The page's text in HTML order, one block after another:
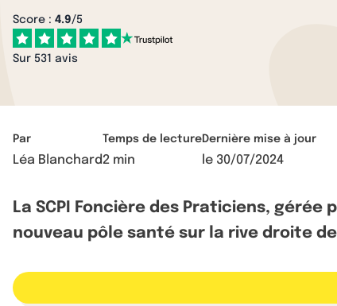
Score : 4.9/5
Sur 531 avis
Par
Léa Blanchard
Temps de lecture
2 min
Dernière mise à jour
le 30/07/2024
La SCPI Foncière des Praticiens,
nouveau pôle santé sur la rive droite